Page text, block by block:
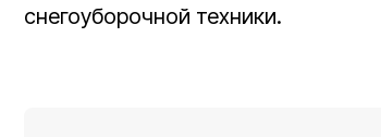
снегоуборочной техники.